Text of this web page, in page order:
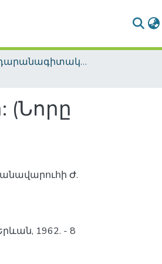
Գրադարանագիտական մեթոդական հրատարակություններ / Library methodological publications
(Նորը
Ժ.
1962. - 8